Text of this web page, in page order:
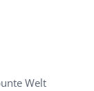
Welt